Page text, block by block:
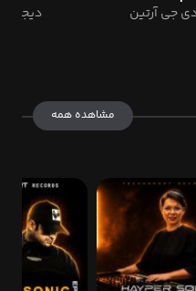
جی آرتین دیجی
مشاهده همه